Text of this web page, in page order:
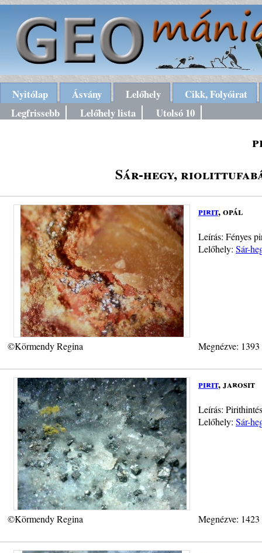
Nyitólap Ásvány Lelőhely
Cikk, Folyóirat
Legfrissebb
Lelőhely lista Utolsó 10
Sár-hegy,
pirit, opál
Leírás: Fényes
Lelőhely: Sár-
©Körmendy Regina Megnézve:
pirit, jarosit
Leírás:
Lelőhely: Sár-
©Körmendy Regina Megnézve: